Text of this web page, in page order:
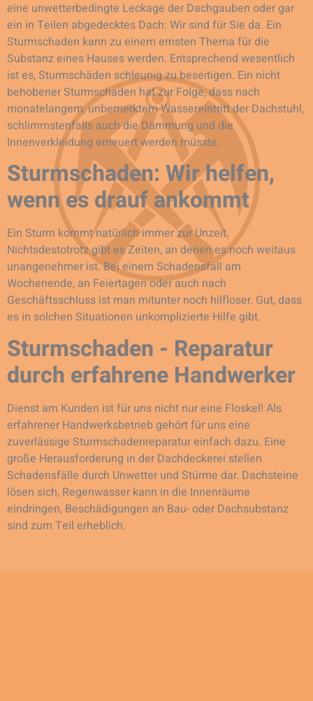
eine unwetterbedingte Leckage der Dachgauben oder gar
ein in Teilen abgedecktes Dach: Wir sind für Sie da. Ein
Sturmschaden kann zu einem ernsten Thema für die
Substanz eines Hauses werden. Entsprechend wesentlich
ist es, Sturmschäden schleunig zu beseitigen. Ein nicht
behobener Sturmschaden hat zur Folge, dass nach
monatelangem, unbemerktem Wassereintritt der Dachstuhl,
schlimmstenfalls auch die Dämmung und die
Innenverkleidung erneuert werden müsste.
Sturmschaden: Wir helfen,
wenn es drauf ankommt
Ein Sturm kommt natürlich immer zur Unzeit.
Nichtsdestotrotz gibt es Zeiten, an denen es noch weitaus
unangenehmer ist. Bei einem Schadensfall am
Wochenende, an Feiertagen oder auch nach
Geschäftsschluss ist man mitunter noch hilfloser. Gut, dass
es in solchen Situationen unkomplizierte Hilfe gibt.
Sturmschaden - Reparatur
durch erfahrene Handwerker
Dienst am Kunden ist für uns nicht nur eine Floskel! Als
erfahrener Handwerksbetrieb gehört für uns eine
zuverlässige Sturmschadenreparatur einfach dazu. Eine
große Herausforderung in der Dachdeckerei stellen
Schadensfälle durch Unwetter und Stürme dar. Dachsteine
lösen sich, Regenwasser kann in die Innenräume
eindringen, Beschädigungen an Bau- oder Dachsubstanz
sind zum Teil erheblich.